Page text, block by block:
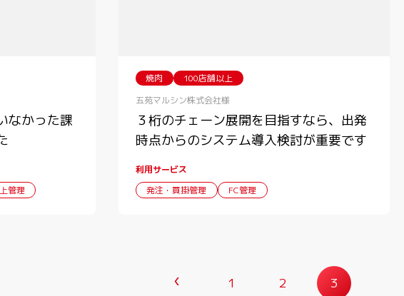
なかった課
管理
焼肉
100店舗以上
五苑マルシン株式会社様
３桁のチェーン展開を目指すなら、出発
時点からのシステム導入検討が重要です
利用サービス
発注・買掛管理
FC管理
1 2 3